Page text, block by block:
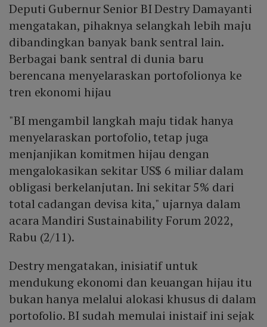
Deputi Gubernur Senior BI Destry Damayanti
mengatakan, pihaknya selangkah lebih maju
dibandingkan banyak bank sentral lain.
Berbagai bank sentral di dunia baru
berencana menyelaraskan portofolionya ke
tren ekonomi hijau
"BI mengambil langkah maju tidak hanya
menyelaraskan portofolio, tetap juga
menjanjikan komitmen hijau dengan
mengalokasikan sekitar US$ 6 miliar dalam
obligasi berkelanjutan. Ini sekitar 5% dari
total cadangan devisa kita," ujarnya dalam
acara Mandiri Sustainability Forum 2022,
Rabu (2/11).
Destry mengatakan, inisiatif untuk
mendukung ekonomi dan keuangan hijau itu
bukan hanya melalui alokasi khusus di dalam
portofolio. BI sudah memulai inistaif ini sejak